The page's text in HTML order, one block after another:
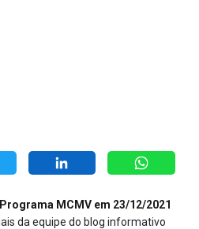
MCMV em 23/12/2021
da equipe do blog informativo